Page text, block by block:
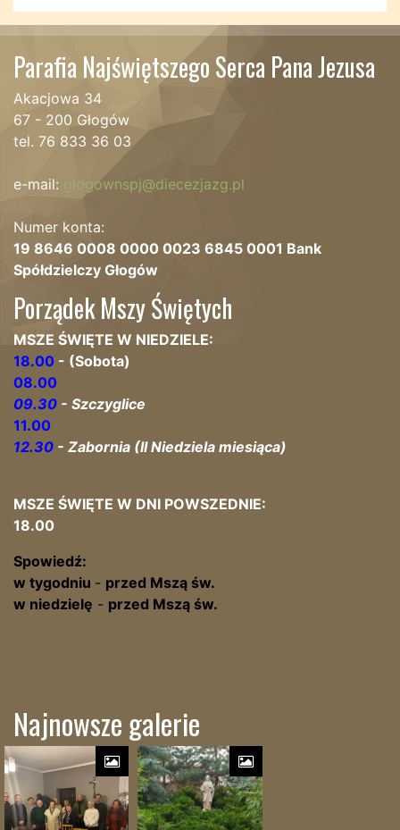
Parafia Najświętszego Serca Pana Jezusa
Akacjowa 34
67 - 200 Głogów
tel. 76 833 36 03
e-mail: glogownspj@diecezjazg.pl
Numer konta:
19 8646 0008 0000 0023 6845 0001 Bank
Spółdzielczy Głogów
Porządek Mszy Świętych
MSZE ŚWIĘTE W NIEDZIELE:
18.00 - (Sobota)
08.00
09.30 - Szczyglice
11.00
12.30 - Zabornia (II Niedziela miesiąca)
MSZE ŚWIĘTE W DNI POWSZEDNIE:
18.00
Spowiedź:
w tygodniu - przed Mszą św.
w niedzielę - przed Mszą św.
Najnowsze galerie